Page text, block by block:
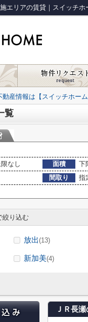
エリアの賃貸｜スイッチホ
産情報は【スイッチホーム
覧
なし 面積 下
間取り
指
り込む
放出(13)
新加美(4)
ＪＲ長